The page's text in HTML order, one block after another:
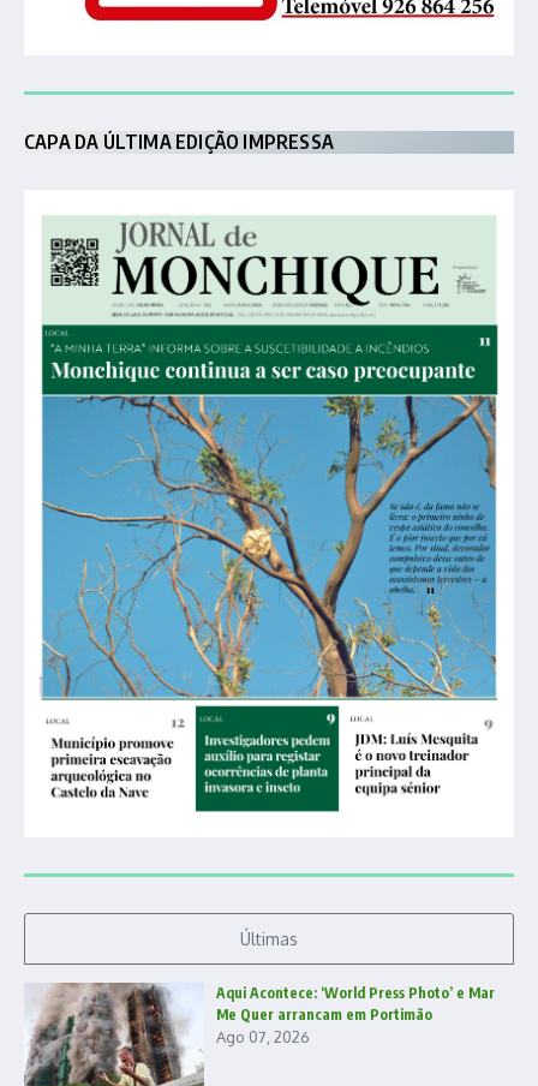
CAPA DA ÚLTIMA EDIÇÃO IMPRESSA
Últimas
Aqui Acontece: ‘World Press Photo’ e Mar
Me Quer arrancam em Portimão
Ago 07, 2026